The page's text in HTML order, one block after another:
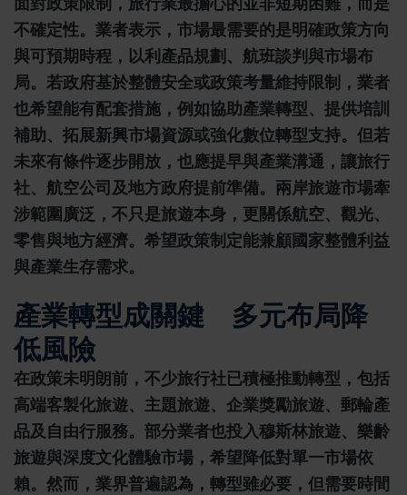
面對政策限制，旅行業最擔心的並非短期困難，而是
不確定性。業者表示，市場最需要的是明確政策方向
與可預期時程，以利產品規劃、航班談判與市場布
局。若政府基於整體安全或政策考量維持限制，業者
也希望能有配套措施，例如協助產業轉型、提供培訓
補助、拓展新興市場資源或強化數位轉型支持。但若
未來有條件逐步開放，也應提早與產業溝通，讓旅行
社、航空公司及地方政府提前準備。兩岸旅遊市場牽
涉範圍廣泛，不只是旅遊本身，更關係航空、觀光、
零售與地方經濟。希望政策制定能兼顧國家整體利益
與產業生存需求。
產業轉型成關鍵 多元布局降
低風險
在政策未明朗前，不少旅行社已積極推動轉型，包括
高端客製化旅遊、主題旅遊、企業獎勵旅遊、郵輪產
品及自由行服務。部分業者也投入穆斯林旅遊、樂齡
旅遊與深度文化體驗市場，希望降低對單一市場依
賴。然而，業界普遍認為，轉型雖必要，但需要時間